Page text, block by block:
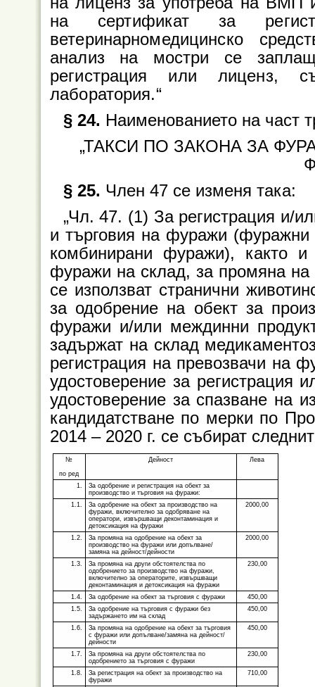
на сертификат за
ветеринарномедицинско
анализ на мостри се
регистрация или лиценз,
лаборатория.“
§ 24. Наименованието на част
„ТАКСИ ПО ЗАКОНА ЗА
§ 25. Член 47 се изменя така:
„Чл. 47. (1) За регистрация и/
и търговия на фуражи
комбинирани фуражи), както и
фуражи на склад, за промяна на
се използват странични
за одобрение на обект за
фуражи и/или междинни
задържат на склад
регистрация на превозвачи на
удостоверение за регистрация
удостоверение за спазване на
кандидатстване по мерки по
2014 – 2020 г. се събират
№
по ред
Дейност Лева
1.
За одобрение и регистрация на обект за
производство и търговия на фуражи:
1.1.
За одобрение на обект за производство на
фуражи, включително за одобряване на
оператори, извършващи деконтаминация и
детоксикация на фуражи
2000,00
1.2.
За промяна на одобрение на обект за
производство на фуражи или допълване/
замяна на дейност/дейности
2000,00
1.3.
За промяна на други обстоятелства по
одобрението за производство на фуражи,
включително за операторите, извършващи
деконтаминация и детоксикация на фуражи
230,00
1.4. За одобрение на обект за търговия с фуражи
450,00
1.5.
За одобрение на търговия с фуражи без
задържането им на склад
450,00
1.6.
За промяна на одобрение на обект за търговия
с фуражи или допълване/замяна на дейност/
дейности
450,00
1.7.
За промяна на други обстоятелства по
одобрението за търговия с фуражи
230,00
1.8.
За регистрация на обект за производство на
фуражи
710,00